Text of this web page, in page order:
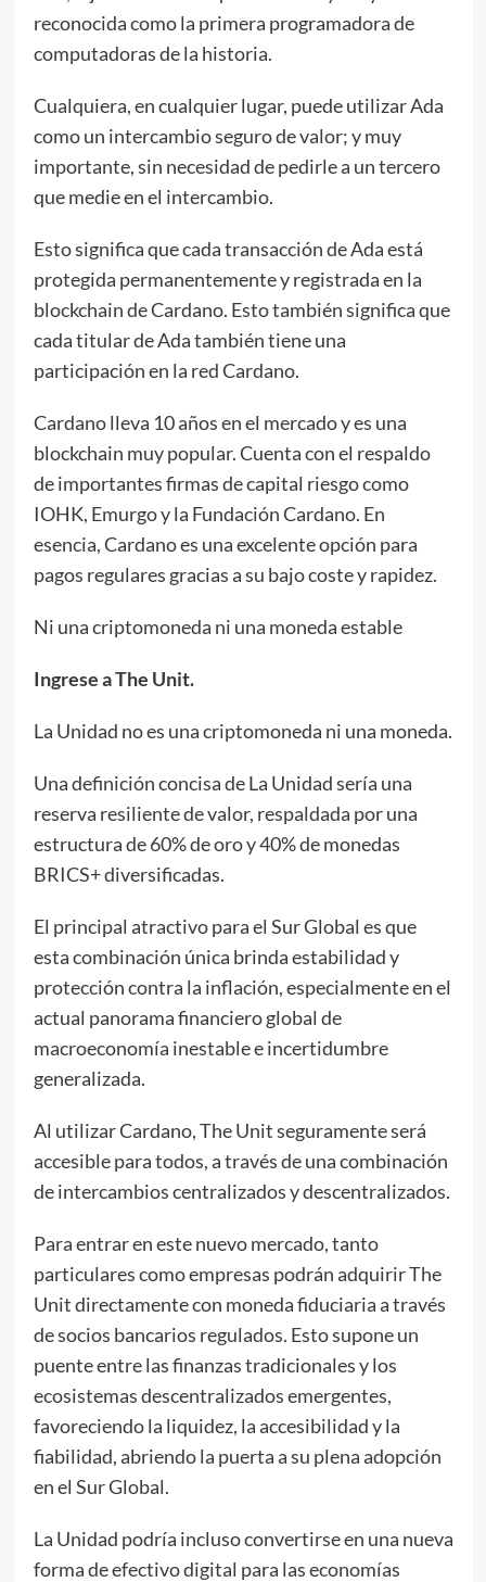
reconocida como la primera programadora de
computadoras de la historia.
Cualquiera, en cualquier lugar, puede utilizar Ada
como un intercambio seguro de valor; y muy
importante, sin necesidad de pedirle a un tercero
que medie en el intercambio.
Esto significa que cada transacción de Ada está
protegida permanentemente y registrada en la
blockchain de Cardano. Esto también significa que
cada titular de Ada también tiene una
participación en la red Cardano.
Cardano lleva 10 años en el mercado y es una
blockchain muy popular. Cuenta con el respaldo
de importantes firmas de capital riesgo como
IOHK, Emurgo y la Fundación Cardano. En
esencia, Cardano es una excelente opción para
pagos regulares gracias a su bajo coste y rapidez.
Ni una criptomoneda ni una moneda estable
Ingrese a The Unit.
La Unidad no es una criptomoneda ni una moneda.
Una definición concisa de La Unidad sería una
reserva resiliente de valor, respaldada por una
estructura de 60% de oro y 40% de monedas
BRICS+ diversificadas.
El principal atractivo para el Sur Global es que
esta combinación única brinda estabilidad y
protección contra la inflación, especialmente en el
actual panorama financiero global de
macroeconomía inestable e incertidumbre
generalizada.
Al utilizar Cardano, The Unit seguramente será
accesible para todos, a través de una combinación
de intercambios centralizados y descentralizados.
Para entrar en este nuevo mercado, tanto
particulares como empresas podrán adquirir The
Unit directamente con moneda fiduciaria a través
de socios bancarios regulados. Esto supone un
puente entre las finanzas tradicionales y los
ecosistemas descentralizados emergentes,
favoreciendo la liquidez, la accesibilidad y la
fiabilidad, abriendo la puerta a su plena adopción
en el Sur Global.
La Unidad podría incluso convertirse en una nueva
forma de efectivo digital para las economías